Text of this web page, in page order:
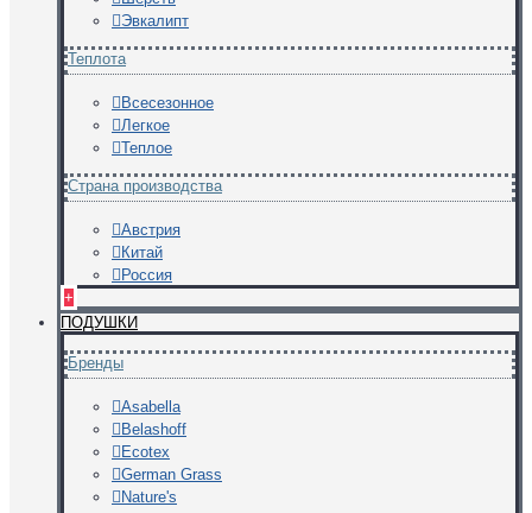
Эвкалипт
Теплота
Всесезонное
Легкое
Теплое
Страна производства
Австрия
Китай
Россия
+
ПОДУШКИ
Бренды
Asabella
Belashoff
Ecotex
German Grass
Nature's